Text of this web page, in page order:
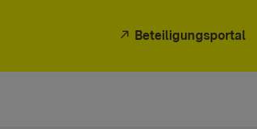
Beteiligungsportal